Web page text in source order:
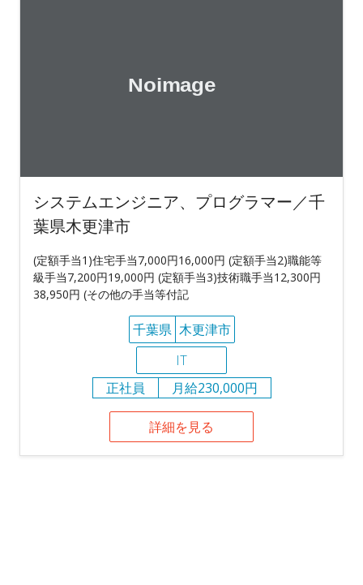
システムエンジニア、プログラマー／千
葉県木更津市
(定額手当1)住宅手当7,000円16,000円 (定額手当2)職能等
級手当7,200円19,000円 (定額手当3)技術職手当12,300円
38,950円 (その他の手当等付記
千葉県 木更津市
IT
正社員
月給230,000円
詳細を見る